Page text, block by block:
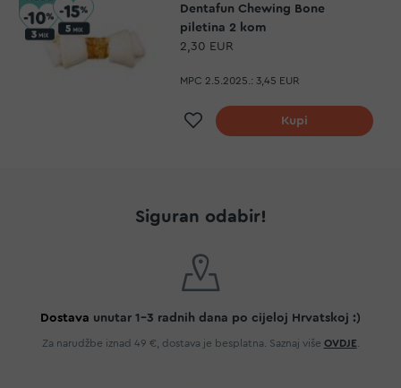
Dentafun Chewing Bone
piletina 2 kom
2,30 EUR
MPC 2.5.2025.: 3,45 EUR
Dodaj na listu želja
Kupi
Siguran odabir!
Dostava unutar 1-3 radnih dana po cijeloj Hrvatskoj :)
Za narudžbe iznad 49 €, dostava je besplatna. Saznaj više OVDJE